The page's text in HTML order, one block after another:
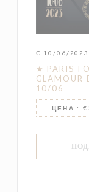
С 10/06/
★ PARIS
GLAMOUR
10/06
ЦЕНА :